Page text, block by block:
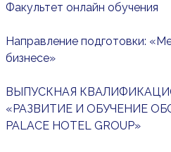
Факультет онлайн обучения
Направление подготовки:
бизнесе»
ВЫПУСКНАЯ
«РАЗВИТИЕ И ОБУЧЕНИЕ
PALACE HOTEL GROUP»